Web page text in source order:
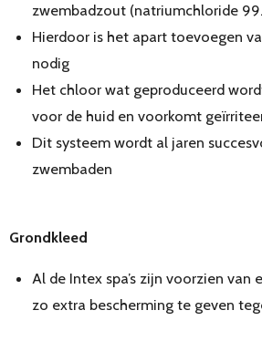
zwembadzout (natriumchloride
Hierdoor is het apart toevoegen
nodig
Het chloor wat geproduceerd
voor de huid en voorkomt
Dit systeem wordt al jaren
zwembaden
Grondkleed
Al de Intex spa’s zijn voorzien van
zo extra bescherming te geven